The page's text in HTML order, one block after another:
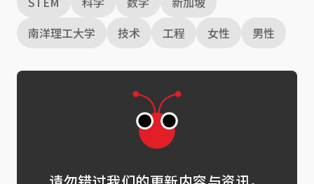
南洋理工大学
技术 工程 女性 男性